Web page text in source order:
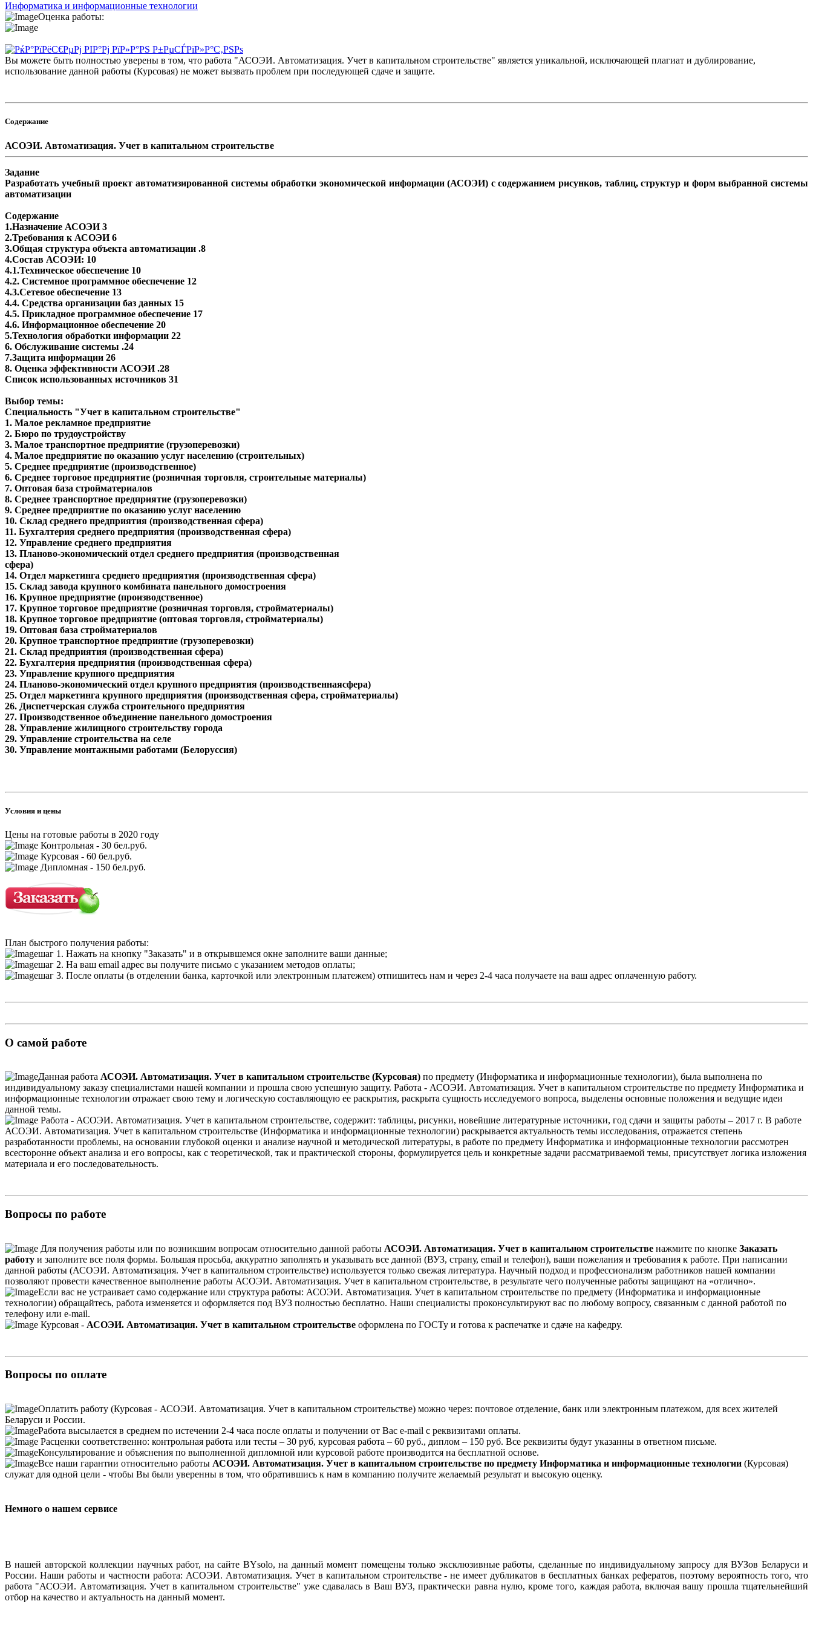
Информатика и информационные технологии
Оценка работы:
Вы можете быть полностью уверены в том, что работа "АСОЭИ. Автоматизация. Учет в капитальном строительстве" является уникальной, исключающей плагиат и дублирование,
использование данной работы (Курсовая) не может вызвать проблем при последующей сдаче и защите.
Содержание
АСОЭИ. Автоматизация. Учет в капитальном строительстве
Задание
Разработать учебный проект автоматизированной системы обработки экономической информации (АСОЭИ) с содержанием рисунков, таблиц, структур и форм выбранной системы
автоматизации
Содержание
1.Назначение АСОЭИ 3
2.Требования к АСОЭИ 6
3.Общая структура объекта автоматизации .8
4.Состав АСОЭИ: 10
4.1.Техническое обеспечение 10
4.2. Системное программное обеспечение 12
4.3.Сетевое обеспечение 13
4.4. Средства организации баз данных 15
4.5. Прикладное программное обеспечение 17
4.6. Информационное обеспечение 20
5.Технология обработки информации 22
6. Обслуживание системы .24
7.3ащита информации 26
8. Оценка эффективности АСОЭИ .28
Список использованных источников 31
Выбор темы:
Специальность "Учет в капитальном строительстве"
1. Малое рекламное предприятие
2. Бюро по трудоустройству
3. Малое транспортное предприятие (грузоперевозки)
4. Малое предприятие по оказанию услуг населению (строительных)
5. Среднее предприятие (производственное)
6. Среднее торговое предприятие (розничная торговля, строительные материалы)
7. Оптовая база стройматериалов
8. Среднее транспортное предприятие (грузоперевозки)
9. Среднее предприятие по оказанию услуг населению
10. Склад среднего предприятия (производственная сфера)
11. Бухгалтерия среднего предприятия (производственная сфера)
12. Управление среднего предприятия
13. Планово-экономический отдел среднего предприятия (производственная
сфера)
14. Отдел маркетинга среднего предприятия (производственная сфера)
15. Склад завода крупного комбината панельного домостроения
16. Крупное предприятие (производственное)
17. Крупное торговое предприятие (розничная торговля, стройматериалы)
18. Крупное торговое предприятие (оптовая торговля, стройматериалы)
19. Оптовая база стройматериалов
20. Крупное транспортное предприятие (грузоперевозки)
21. Склад предприятия (производственная сфера)
22. Бухгалтерия предприятия (производственная сфера)
23. Управление крупного предприятия
24. Планово-экономический отдел крупного предприятия (производственнаясфера)
25. Отдел маркетинга крупного предприятия (производственная сфера, стройматериалы)
26. Диспетчерская служба строительного предприятия
27. Производственное объединение панельного домостроения
28. Управление жилищного строительству города
29. Управление строительства на селе
30. Управление монтажными работами (Белоруссия)
Условия и цены
Цены на готовые работы в 2020 году
Контрольная - 30 бел.руб.
Курсовая - 60 бел.руб.
Дипломная - 150 бел.руб.
План быстрого получения работы:
шаг 1. Нажать на кнопку "Заказать" и в открывшемся окне заполните ваши данные;
шаг 2. На ваш email адрес вы получите письмо с указанием методов оплаты;
шаг 3. После оплаты (в отделении банка, карточкой или электронным платежем) отпишитесь нам и через 2-4 часа получаете на ваш адрес оплаченную работу.
О самой работе
Данная работа АСОЭИ. Автоматизация. Учет в капитальном строительстве (Курсовая) по предмету (Информатика и информационные технологии), была выполнена по
индивидуальному заказу специалистами нашей компании и прошла свою успешную защиту. Работа - АСОЭИ. Автоматизация. Учет в капитальном строительстве по предмету Информатика и
информационные технологии отражает свою тему и логическую составляющую ее раскрытия, раскрыта сущность исследуемого вопроса, выделены основные положения и ведущие идеи
данной темы.
Работа - АСОЭИ. Автоматизация. Учет в капитальном строительстве, содержит: таблицы, рисунки, новейшие литературные источники, год сдачи и защиты работы – 2017 г. В работе
АСОЭИ. Автоматизация. Учет в капитальном строительстве (Информатика и информационные технологии) раскрывается актуальность темы исследования, отражается степень
разработанности проблемы, на основании глубокой оценки и анализе научной и методической литературы, в работе по предмету Информатика и информационные технологии рассмотрен
всесторонне объект анализа и его вопросы, как с теоретической, так и практической стороны, формулируется цель и конкретные задачи рассматриваемой темы, присутствует логика изложения
материала и его последовательность.
Вопросы по работе
Для получения работы или по возникшим вопросам относительно данной работы АСОЭИ. Автоматизация. Учет в капитальном строительстве нажмите по кнопке Заказать
работу и заполните все поля формы. Большая просьба, аккуратно заполнять и указывать все данной (ВУЗ, страну, email и телефон), ваши пожелания и требования к работе. При написании
данной работы (АСОЭИ. Автоматизация. Учет в капитальном строительстве) используется только свежая литература. Научный подход и профессионализм работников нашей компании
позволяют провести качественное выполнение работы АСОЭИ. Автоматизация. Учет в капитальном строительстве, в результате чего полученные работы защищают на «отлично».
Если вас не устраивает само содержание или структура работы: АСОЭИ. Автоматизация. Учет в капитальном строительстве по предмету (Информатика и информационные
технологии) обращайтесь, работа изменяется и оформляется под ВУЗ полностью бесплатно. Наши специалисты проконсультируют вас по любому вопросу, связанным с данной работой по
телефону или e-mail.
Курсовая - АСОЭИ. Автоматизация. Учет в капитальном строительстве оформлена по ГОСТу и готова к распечатке и сдаче на кафедру.
Вопросы по оплате
Оплатить работу (Курсовая - АСОЭИ. Автоматизация. Учет в капитальном строительстве) можно через: почтовое отделение, банк или электронным платежом, для всех жителей
Беларуси и России.
Работа высылается в среднем по истечении 2-4 часа после оплаты и получении от Вас e-mail с реквизитами оплаты.
Расценки соответственно: контрольная работа или тесты – 30 руб, курсовая работа – 60 руб., диплом – 150 руб. Все реквизиты будут указанны в ответном письме.
Консультирование и объяснения по выполненной дипломной или курсовой работе производится на бесплатной основе.
Все наши гарантии относительно работы АСОЭИ. Автоматизация. Учет в капитальном строительстве по предмету Информатика и информационные технологии (Курсовая)
служат для одной цели - чтобы Вы были уверенны в том, что обратившись к нам в компанию получите желаемый результат и высокую оценку.
Немного о нашем сервисе
В нашей авторской коллекции научных работ, на сайте BYsolo, на данный момент помещены только эксклюзивные работы, сделанные по индивидуальному запросу для ВУЗов Беларуси и
России. Наши работы и частности работа: АСОЭИ. Автоматизация. Учет в капитальном строительстве - не имеет дубликатов в бесплатных банках рефератов, поэтому вероятность того, что
работа "АСОЭИ. Автоматизация. Учет в капитальном строительстве" уже сдавалась в Ваш ВУЗ, практически равна нулю, кроме того, каждая работа, включая вашу прошла тщательнейший
отбор на качество и актуальность на данный момент.